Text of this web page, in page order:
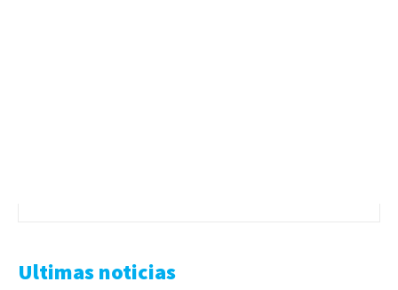
Ultimas noticias